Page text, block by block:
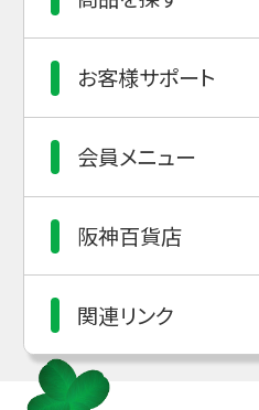
お客様サポート
会員メニュー
阪神百貨店
関連リンク